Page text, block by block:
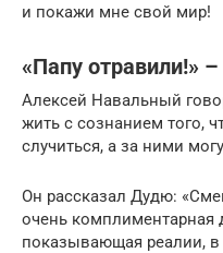
и покажи мне свой мир!
«Папу отравили!» –
Алексей Навальный
жить с сознанием того,
случиться, а за ними
Он рассказал Дудю:
очень комплиментарная
показывающая реалии,